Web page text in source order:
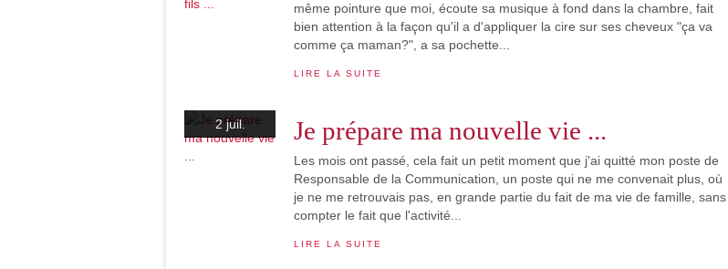
même pointure que moi, écoute sa musique à fond dans la chambre, fait
bien attention à la façon qu'il a d'appliquer la cire sur ses cheveux "ça va
comme ça maman?", a sa pochette...
LIRE LA SUITE
2 juil. Je prépare ma nouvelle vie ...
Les mois ont passé, cela fait un petit moment que j'ai quitté mon poste de
Responsable de la Communication, un poste qui ne me convenait plus, où
je ne me retrouvais pas, en grande partie du fait de ma vie de famille, sans
compter le fait que l'activité...
LIRE LA SUITE